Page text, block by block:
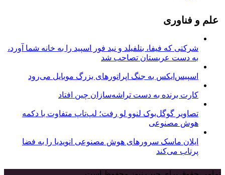
علم و فناوری
شرکتی که فیفا، بتلفیلد و نید فور اسپید را به خانه شما آورد،
به دست عربستان تصاحب شد
اسپیس‌ایکس به جنگ اپراتورهای بزرگ موبایل می‌رود
کارت برنده به دست تراشه‌سازان چین افتاد
تصاویر گوگل‌بوک لنوو لو رفت؛ لپ‌تاپ متفاوت با دکمه
هوش مصنوعی
ایلان ماسک سرورهای هوش مصنوعی انویدیا را به فضا
پرتاب می‌کند